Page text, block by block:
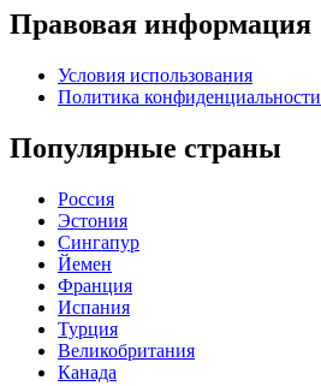
Правовая информация
Условия использования
Политика конфиденциальности
Популярные страны
Россия
Эстония
Сингапур
Йемен
Франция
Испания
Турция
Великобритания
Канада